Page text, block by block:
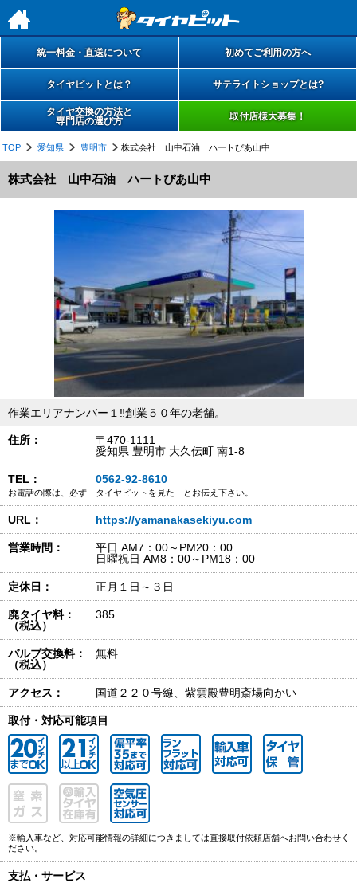
h
統一料金・直送について 初めてご利用の方へ
タイヤピットとは？ サテライトショップとは?
タイヤ交換の方法と
専門店の選び方
取付店様大募集！
TOP 愛知県 豊明市 株式会社 山中石油 ハートぴあ山中
株式会社 山中石油 ハートぴあ山中
作業エリアナンバー１‼創業５０年の老舗。
住所：
〒470-1111
愛知県 豊明市 大久伝町 南1-8
TEL： 0562-92-8610
お電話の際は、必ず「タイヤピットを見た」とお伝え下さい。
URL： https://yamanakasekiyu.com
営業時間：
平日 AM7：00～PM20：00
日曜祝日 AM8：00～PM18：00
定休日： 正月１日～３日
廃タイヤ料：
（税込）
385
バルブ交換料：
（税込）
無料
アクセス： 国道２２０号線、紫雲殿豊明斎場向かい
取付・対応可能項目
※輸入車など、対応可能情報の詳細につきましては直接取付依頼店舗へお問い合わせく
ださい。
支払・サービス